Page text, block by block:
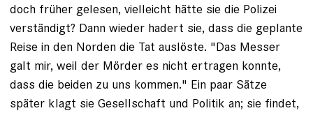
doch früher gelesen, vielleicht hätte sie die Polizei
verständigt? Dann wieder hadert sie, dass die geplante
Reise in den Norden die Tat auslöste. "Das Messer
galt mir, weil der Mörder es nicht ertragen konnte,
dass die beiden zu uns kommen." Ein paar Sätze
später klagt sie Gesellschaft und Politik an; sie findet,